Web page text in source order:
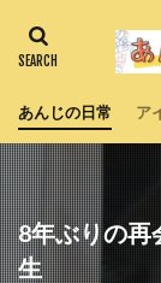
あんじの日常 ア
8年ぶりの再
生